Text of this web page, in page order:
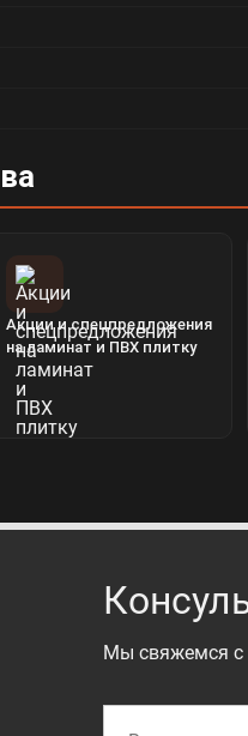
Акции и спецпредложения
на ламинат и ПВХ плитку
Мы свяжемся с